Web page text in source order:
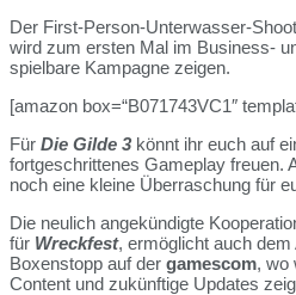
Der First-Person-Unterwasser-
wird zum ersten Mal im Business-
spielbare Kampagne zeigen.
[amazon box=“B071743VC1″
Für Die Gilde 3 könnt ihr euch auf
fortgeschrittenes Gameplay freuen.
noch eine kleine Überraschung für
Die neulich angekündigte
für Wreckfest, ermöglicht auch dem
Boxenstopp auf der gamescom, wo
Content und zukünftige Updates